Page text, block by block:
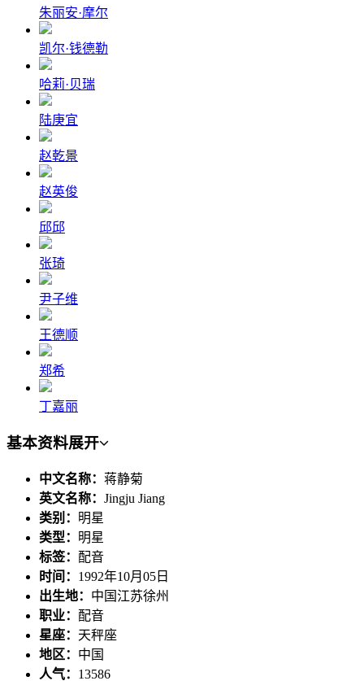
朱丽安·摩尔
凯尔·钱德勒
哈莉·贝瑞
陆庚宜
赵乾景
赵英俊
邱邱
张琦
尹子维
王德顺
郑希
丁嘉丽
基本资料展开
中文名称： 蒋静菊
英文名称： Jingju Jiang
类别： 明星
类型： 明星
标签： 配音
时间： 1992年10月05日
出生地： 中国江苏徐州
职业： 配音
星座： 天秤座
地区： 中国
人气： 13586